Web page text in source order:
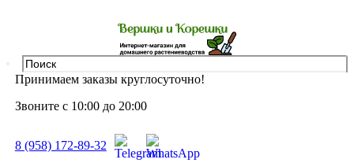
Принимаем заказы круглосуточно!
Звоните с 10:00 до 20:00
8 (958) 172-89-32